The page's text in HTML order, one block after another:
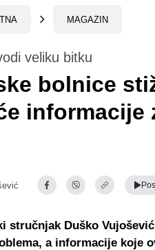
MAGAZIN
veliku bitku
bolnice
informacije
stručnjak Duško
a informacije koje